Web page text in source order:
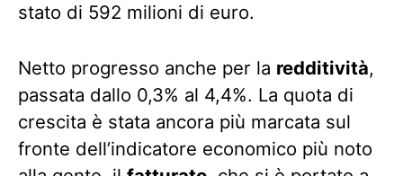
stato di 592 milioni di euro.
Netto progresso anche per la redditività,
passata dallo 0,3% al 4,4%. La quota di
crescita è stata ancora più marcata sul
fronte dell’indicatore economico più noto